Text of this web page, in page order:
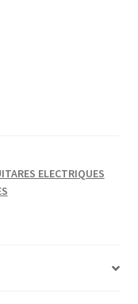
ELECTRIQUES